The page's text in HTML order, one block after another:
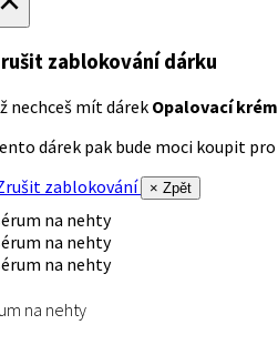
zablokování dárku
nechceš mít dárek Opalovací krém
dárek pak bude moci koupit pro
zablokování
× Zpět
na nehty